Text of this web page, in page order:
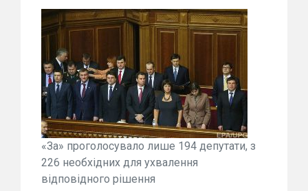
«За» проголосувало лише 194 депутати, з
226 необхідних для ухвалення
відповідного рішення